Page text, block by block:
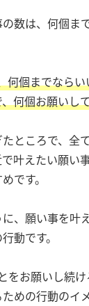
数は、何個ま
何個までなら
何個お願いし
ところで、全
叶えたい願い
です。
、願い事を叶
動です。
をお願いし続
めの行動のイ